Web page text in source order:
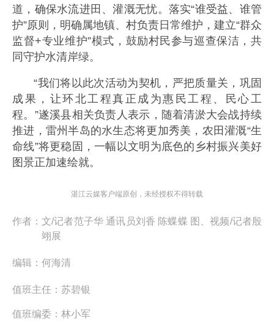
道，确保水流进田、灌溉无忧。落实“谁受益、谁管
护”原则，明确属地镇、村负责日常维护，建立“群众
监督+专业维护”模式，鼓励村民参与巡查保洁，共
同守护水清岸绿。
“我们将以此次活动为契机，严把质量关，巩固
成果，让环北工程真正成为惠民工程、民心工
程。”遂溪县相关负责人表示，随着清淤大会战持续
推进，雷州半岛的水生态将更加秀美，农田灌溉“生
命线”将更稳固，一幅以文明为底色的乡村振兴美好
图景正加速绘就。
湛江云媒客户端原创，未经授权不得转载
作者： 文/记者范子华 通讯员刘香 陈蝶蝶 图、视频/记者殷
翊展
编辑： 何海清
值班主任： 苏碧银
值班编委： 林小军